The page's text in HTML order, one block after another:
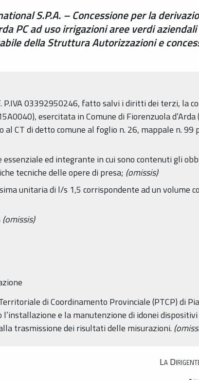
S.P.A. – Concessione per la
PC ad uso irrigazioni aree verdi aziendali
della Struttura Autorizzazioni e
P.IVA 03392950246, fatto salvi i diritti dei terzi, la
esercitata in Comune di Fiorenzuola d’Arda
CT di detto comune al foglio n. 26, mappale n. 99
ed integrante in cui sono contenuti gli
tecniche delle opere di presa; (omissis)
unitaria di l/s 1,5 corrispondente ad un volume
(omissis)
di Coordinamento Provinciale (PTCP) di
e la manutenzione di idonei
trasmissione dei risultati delle misurazioni.
La